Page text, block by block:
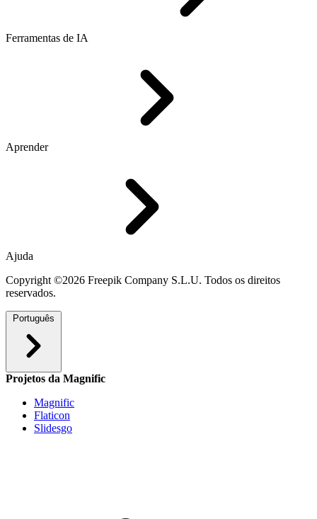
Ferramentas de IA
Aprender
Ajuda
Copyright ©2026 Freepik Company S.L.U. Todos os direitos
reservados.
Português
Projetos da Magnific
Magnific
Flaticon
Slidesgo